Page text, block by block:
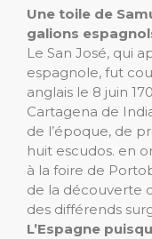
Une toile de
galions
Le San José, qui
espagnole, fut
anglais le 8 juin
Cartagena de
de l’époque, de
huit escudos. en
à la foire de
de la découverte
des différends
L’Espagne